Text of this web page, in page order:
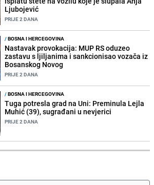
Ljubojević
PRIJE 2 DANA
/BOSNA I HERCEGOVINA
Nastavak provokacija: MUP RS oduzeo
zastavu s ljiljanima i sankcionisao vozača iz
Bosanskog Novog
PRIJE 2 DANA
/BOSNA I HERCEGOVINA
Tuga potresla grad na Uni: Preminula Lejla
Muhić (39), sugrađani u nevjerici
PRIJE 2 DANA